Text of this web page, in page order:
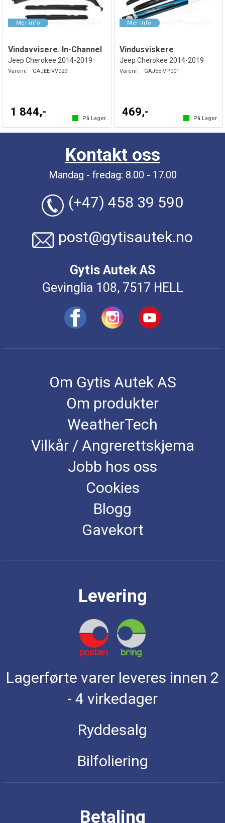
Vindavvisere. In-Channel
Jeep Cherokee 2014-2019
Varenr: GAJEE-VV029
1 844,-
På Lager
Vindusviskere
Jeep Cherokee 2014-2019
Varenr: GAJEE-VP001
469,-
På Lager
Kontakt oss
Mandag - fredag: 8.00 - 17.00
(+47) 458 39 590
post@gytisautek.no
Gytis Autek AS
Gevinglia 108, 7517 HELL
Om Gytis Autek AS
Om produkter
WeatherTech
Vilkår / Angrerettskjema
Jobb hos oss
Cookies
Blogg
Gavekort
Levering
Lagerførte varer leveres innen 2
- 4 virkedager
Ryddesalg
Bilfoliering
Betaling